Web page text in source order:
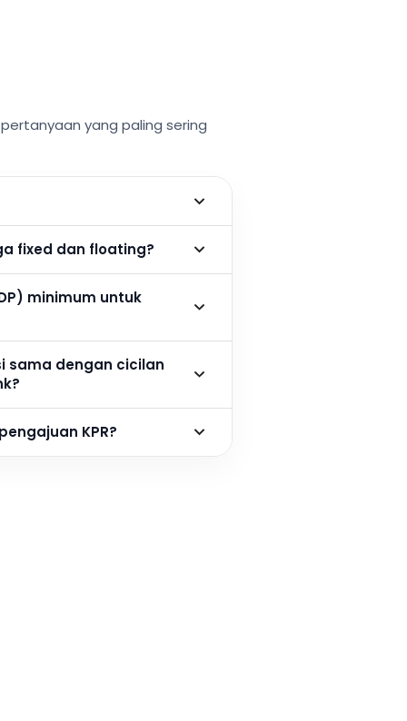
yang paling sering
fixed dan floating?
minimum untuk
sama dengan cicilan
KPR?